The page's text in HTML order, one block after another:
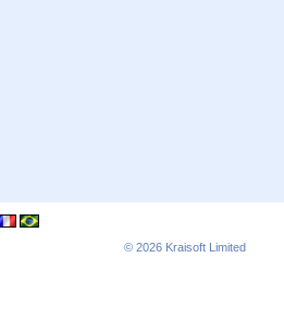
© 2026 Kraisoft Limited